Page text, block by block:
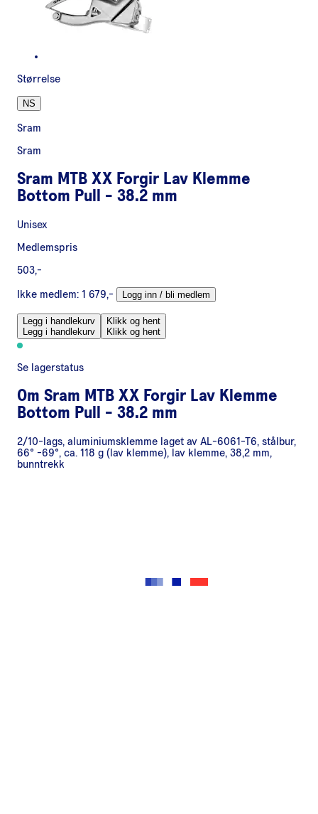
Størrelse
NS
Sram
Sram
Sram MTB XX Forgir Lav Klemme
Bottom Pull - 38.2 mm
Unisex
Medlemspris
503,-
Ikke medlem: 1 679,- Logg inn / bli medlem
Legg i handlekurv
Legg i handlekurv
Klikk og hent
Klikk og hent
Se lagerstatus
Om Sram MTB XX Forgir Lav Klemme
Bottom Pull - 38.2 mm
2/10-lags, aluminiumsklemme laget av AL-6061-T6, stålbur,
66° -69°, ca. 118 g (lav klemme), lav klemme, 38,2 mm,
bunntrekk